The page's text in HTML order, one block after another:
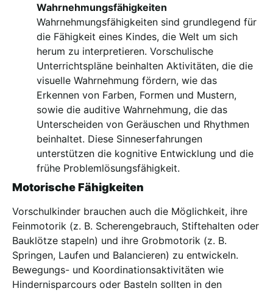
Wahrnehmungsfähigkeiten
Wahrnehmungsfähigkeiten sind grundlegend für
die Fähigkeit eines Kindes, die Welt um sich
herum zu interpretieren. Vorschulische
Unterrichtspläne beinhalten Aktivitäten, die die
visuelle Wahrnehmung fördern, wie das
Erkennen von Farben, Formen und Mustern,
sowie die auditive Wahrnehmung, die das
Unterscheiden von Geräuschen und Rhythmen
beinhaltet. Diese Sinneserfahrungen
unterstützen die kognitive Entwicklung und die
frühe Problemlösungsfähigkeit.
Motorische Fähigkeiten
Vorschulkinder brauchen auch die Möglichkeit, ihre
Feinmotorik (z. B. Scherengebrauch, Stiftehalten oder
Bauklötze stapeln) und ihre Grobmotorik (z. B.
Springen, Laufen und Balancieren) zu entwickeln.
Bewegungs- und Koordinationsaktivitäten wie
Hindernisparcours oder Basteln sollten in den